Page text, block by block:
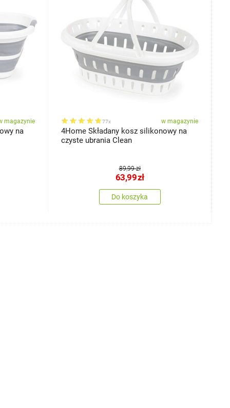
magazynie
na
77x w magazynie
4Home Składany kosz silikonowy na
czyste ubrania Clean
89,99 zł
63,99zł
Do koszyka